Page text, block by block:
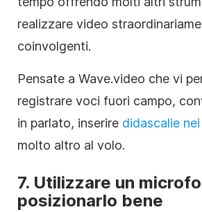
realizzare video
coinvolgenti.
Pensate a Wave.video che vi
registrare voci fuori campo,
in parlato, inserire didascalie
molto altro al volo.
7. Utilizzare un
posizionarlo bene